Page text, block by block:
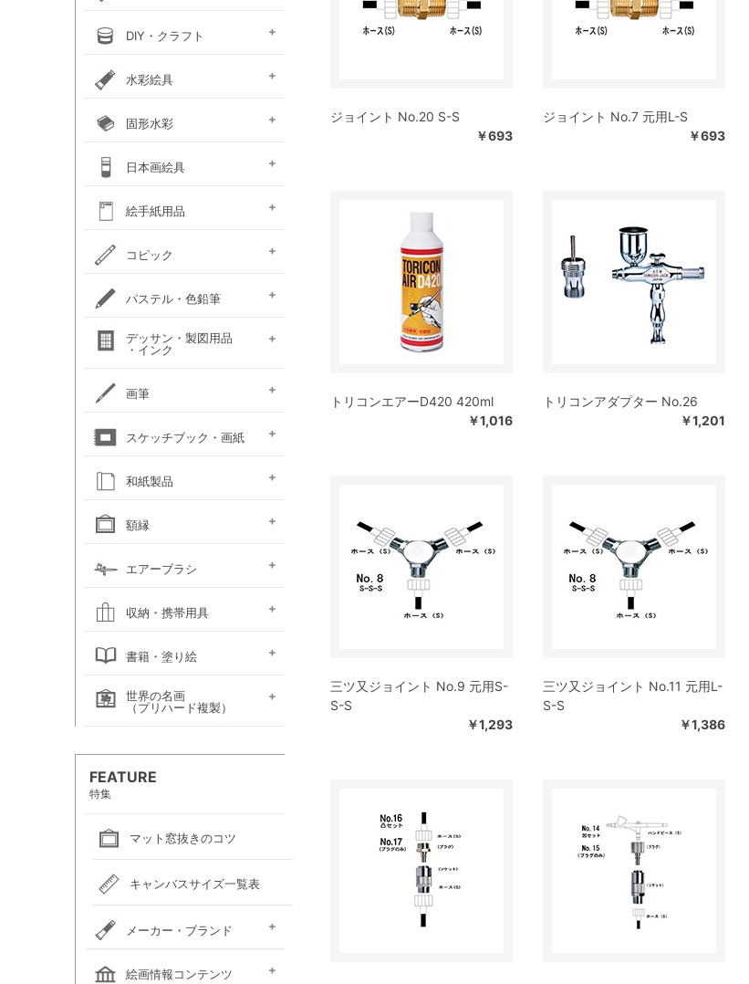
アクリルガッシュ絵具
ガッシュ専用メディウム
布えのぐ
ターナー・イベントカラー
絵具（レギュラー）
絵具（ソフト）
リキテックスベーシックス
リキテックスリキッド
リキテックスプライム
アクリリックプラス
リキテックスバイオベース
メディウム類
ホルベイン・アクリリック
カラー［ヘビーボディ］
アクリリックガッシュ
ホルベイン・メディウム類
ホルベイン・アクリリック
カラー ［フルイド］
ホルベイン・アクリリック
カラー ［インク］
ホルベイン・アクリリック
カラー ［イリデッセンス］
アクリリックカラー
アクリリックガッシュ
アムステルダム・アクリリ
ックカラー エキスパート
アムステルダム・アクリル
絵具メディウム／補助材
クサカベ・アキーラ
アキーラ ガッシュ
アキーラ専用 メディウ
ム
アクリル絵具廃液処理剤
ゴールデン ヘビーボデ
ィ
ゴールデン フルイド
ゴールデン ハイフロー
ゴールデン オープン
ゴールデン ソーフラッ
ト
ゴールデン メディウム
DIY・クラフト
ガラスペイント
ベトンペースト
布えのぐ
ステッチカラー
オーブン陶土
水彩絵具
セット
専門家用透明水彩絵具
ハルモニア分離水彩絵具
シングルピグメント
W＆N プロフェッショナル・
ウォーターカラー(PWC)
レンブラント水彩絵具
ゴールデン QoR(コア)
ホルベイン透明水彩絵具
絵具（ガッシュ）
メディウム・他
ダニエルスミス
ターナー・ポスターカラー
水彩道具類
マスク液
固形水彩
ウォーターカラー(PWC)
ウォーターカラー(CWC)
ホルベイン・ケーキカラー
ホルベイン・パンカラー
FINETEC(ファインテック)
ゴールデン QoR(コア)
パール固形水彩絵具
カラー固形水彩
固形透明水彩絵具
固形透明水彩絵具
プチカラー 透明固形水
彩
ダニエルスミス ハーフパ
ン
水彩道具類
日本画絵具
新岩絵具
天然岩絵具
ナカガワ水飛胡粉
吉祥水干絵具
吉祥チューブ水干絵具
吉祥 日本画用顔料
(糊剤・目止め剤)
金泥・銀泥・箔類
顔彩角皿
顔彩鉄鉢
墨彩画セット
日本画墨
日本画道具類
ナカガワ 日本画キット
呉竹 顔彩
絵手紙用品
絵手紙セット
フィス顔彩パレット
顔彩深美
絵手紙用
はがき・絵手紙帳
コピック
コピック スケッチ
コピック チャオ
コピック クラシック
コピック アクレア
ープラス
パステル・色鉛筆
パステルセット
（ハード）
パステルセット
（ソフト）
パンパステル
パステル鉛筆セット
オイルパステル・
クレパス・クレヨン
パステル・色鉛筆
関連用品
色鉛筆セット
水彩色鉛筆セット
チョークアート
デッサン・製図用品
・インク
鉛筆セット
画用木炭
モデル人形
デッサン関連用品
ロットリング
W&N ドローイングインク
画筆
油彩筆セット
油彩用ラウンド（丸筆）
（丸平筆）
油彩用フラット（平筆）
油彩用ファン（扇型）
油絵用刷毛
水彩筆セット
水彩用ラウンド（丸筆）
水彩用フラット（平筆）
（日本画・デザイン用）
（日本画・デザイン用）
（日本画・デザイン用）
（日本画・デザイン用）
（日本画・デザイン用）
（日本画・デザイン用）
（日本画・デザイン用）
（日本画・デザイン用）
化粧筆
絵手紙用筆
スケッチブック・画紙
アルシュ水彩紙
モンバルキャンソン
ファインフェース
キャンソンXL
アルビレオ水彩紙
クレスター水彩紙
フォード水彩紙
アヴァロン水彩紙
ラングトン水彩紙
ワトソン水彩紙
ホワイトワトソン水彩紙
TACスケッチブック
W&N コットマン水彩紙
ナル水彩紙
スケッチブック 並口
オリーブシリーズ厚口
メダリオン特厚口
マルマン ヴィフアール
マルマン ソーホー
マルマン 麻表紙
クロッキーブック
クレイドクロッキー
セクションクロッキー
スタンダードクロッキー
キャンソン ミ・タント
パステルワトソン
パステルマーメイド
パステルブック
ペーパーセレクション
ポストカード
カラージェッソペーパー
水彩色紙
和紙製品
和紙・絵絹・転写紙
日本画用麻紙ボールド
水墨画用紙
ファイル
芳名帳・仮巻
額縁
油彩用額縁 (木製)
仮額縁
(マット付)
(マット無し)
軽量フレーム・イレパネ
色紙額
額用金具
エアーブラシ
ハンドピース
コンプレッサー
システムパーツ（部品）
エアーブラシ関連用品
収納・携帯用具
ポートフォリオ
キャンバスバッグ
キャンバスバッグ
スケッチバッグ各種
スケッチバッグ
エプロン
書籍・塗り絵
絵画関連書籍
塗り絵
世界の名画
（プリハード複製）
FEATURE
特集
マット窓抜きのコツ
キャンバスサイズ一覧表
メーカー・ブランド
ホルベイン
クサカベ
レンブラント
ヴァンゴッホ
アムステルダム
リキテックス
ウィンザー＆ニュートン
ダーウェント
ターナー色彩
ファーバーカステル
吉祥
ナカガワ胡粉絵具
マルマン
瀬尾製額所
名村大成堂
マルオカ
すべてのメーカー・ブランド
絵画情報コンテンツ
ジョイント No.20 S-S
￥693
ジョイント No.7 元用L-S
￥693
トリコンエアーD420 420ml
￥1,016
トリコンアダプター No.26
￥1,201
三ツ又ジョイント No.9 元用S-
S-S
￥1,293
三ツ又ジョイント No.11 元用L-
S-S
￥1,386